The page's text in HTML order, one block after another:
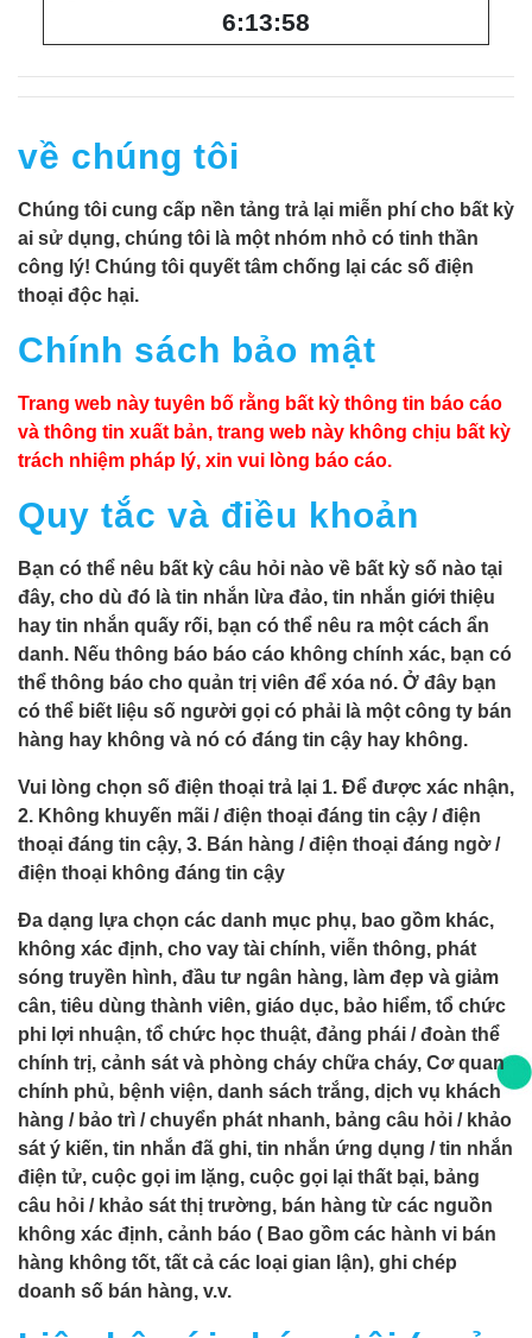
6:13:58
về chúng tôi
Chúng tôi cung cấp nền tảng trả lại miễn phí cho bất kỳ
ai sử dụng, chúng tôi là một nhóm nhỏ có tinh thần
công lý! Chúng tôi quyết tâm chống lại các số điện
thoại độc hại.
Chính sách bảo mật
Trang web này tuyên bố rằng bất kỳ thông tin báo cáo
và thông tin xuất bản, trang web này không chịu bất kỳ
trách nhiệm pháp lý, xin vui lòng báo cáo.
Quy tắc và điều khoản
Bạn có thể nêu bất kỳ câu hỏi nào về bất kỳ số nào tại
đây, cho dù đó là tin nhắn lừa đảo, tin nhắn giới thiệu
hay tin nhắn quấy rối, bạn có thể nêu ra một cách ẩn
danh. Nếu thông báo báo cáo không chính xác, bạn có
thể thông báo cho quản trị viên để xóa nó. Ở đây bạn
có thể biết liệu số người gọi có phải là một công ty bán
hàng hay không và nó có đáng tin cậy hay không.
Vui lòng chọn số điện thoại trả lại 1. Để được xác nhận,
2. Không khuyến mãi / điện thoại đáng tin cậy / điện
thoại đáng tin cậy, 3. Bán hàng / điện thoại đáng ngờ /
điện thoại không đáng tin cậy
Đa dạng lựa chọn các danh mục phụ, bao gồm khác,
không xác định, cho vay tài chính, viễn thông, phát
sóng truyền hình, đầu tư ngân hàng, làm đẹp và giảm
cân, tiêu dùng thành viên, giáo dục, bảo hiểm, tổ chức
phi lợi nhuận, tổ chức học thuật, đảng phái / đoàn thể
chính trị, cảnh sát và phòng cháy chữa cháy, Cơ quan
chính phủ, bệnh viện, danh sách trắng, dịch vụ khách
hàng / bảo trì / chuyển phát nhanh, bảng câu hỏi / khảo
sát ý kiến, tin nhắn đã ghi, tin nhắn ứng dụng / tin nhắn
điện tử, cuộc gọi im lặng, cuộc gọi lại thất bại, bảng
câu hỏi / khảo sát thị trường, bán hàng từ các nguồn
không xác định, cảnh báo ( Bao gồm các hành vi bán
hàng không tốt, tất cả các loại gian lận), ghi chép
doanh số bán hàng, v.v.